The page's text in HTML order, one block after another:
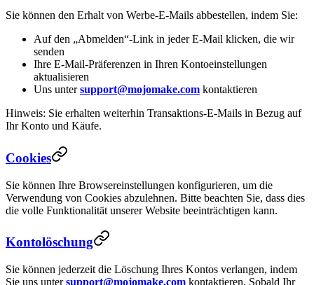
Sie können den Erhalt von Werbe-E-Mails abbestellen, indem Sie:
Auf den „Abmelden“-Link in jeder E-Mail klicken, die wir
senden
Ihre E-Mail-Präferenzen in Ihren Kontoeinstellungen
aktualisieren
Uns untersupport@mojomake.com kontaktieren
Hinweis: Sie erhalten weiterhin Transaktions-E-Mails in Bezug auf
Ihr Konto und Käufe.
Cookies
Sie können Ihre Browsereinstellungen konfigurieren, um die
Verwendung von Cookies abzulehnen. Bitte beachten Sie, dass dies
die volle Funktionalität unserer Website beeinträchtigen kann.
Kontolöschung
Sie können jederzeit die Löschung Ihres Kontos verlangen, indem
Sie uns untersupport@mojomake.com kontaktieren. Sobald Ihr